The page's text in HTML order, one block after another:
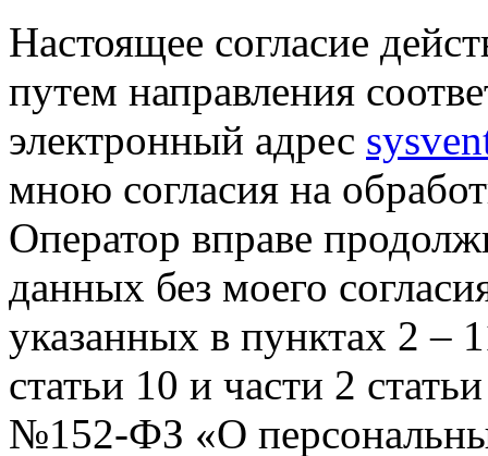
Настоящее согласие
путем направления
электронный адрес
мною согласия на
Оператор вправе
данных без моего
указанных в пунктах 2 –
статьи 10 и части 2
№152-ФЗ «О